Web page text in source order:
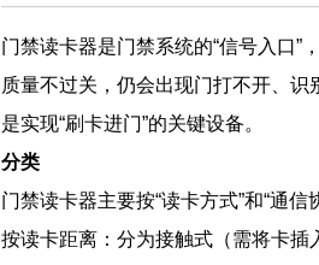
门禁读卡器是门禁系统的“信号入口”
质量不过关，仍会出现门打不开、
是实现“刷卡进门”的关键设备。
分类
门禁读卡器主要按“读卡方式”和“通
按读卡距离：分为接触式（需将卡插